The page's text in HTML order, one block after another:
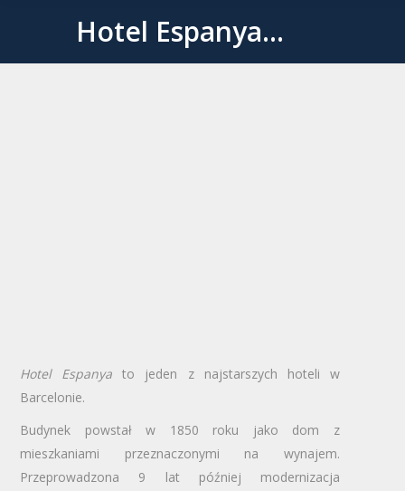
Hotel Espanya…
Jesteś tutaj:
Hotel Espanya to jeden z najstarszych hoteli w
Barcelonie.
Budynek powstał w 1850 roku jako dom z
mieszkaniami przeznaczonymi na wynajem.
Przeprowadzona 9 lat później modernizacja